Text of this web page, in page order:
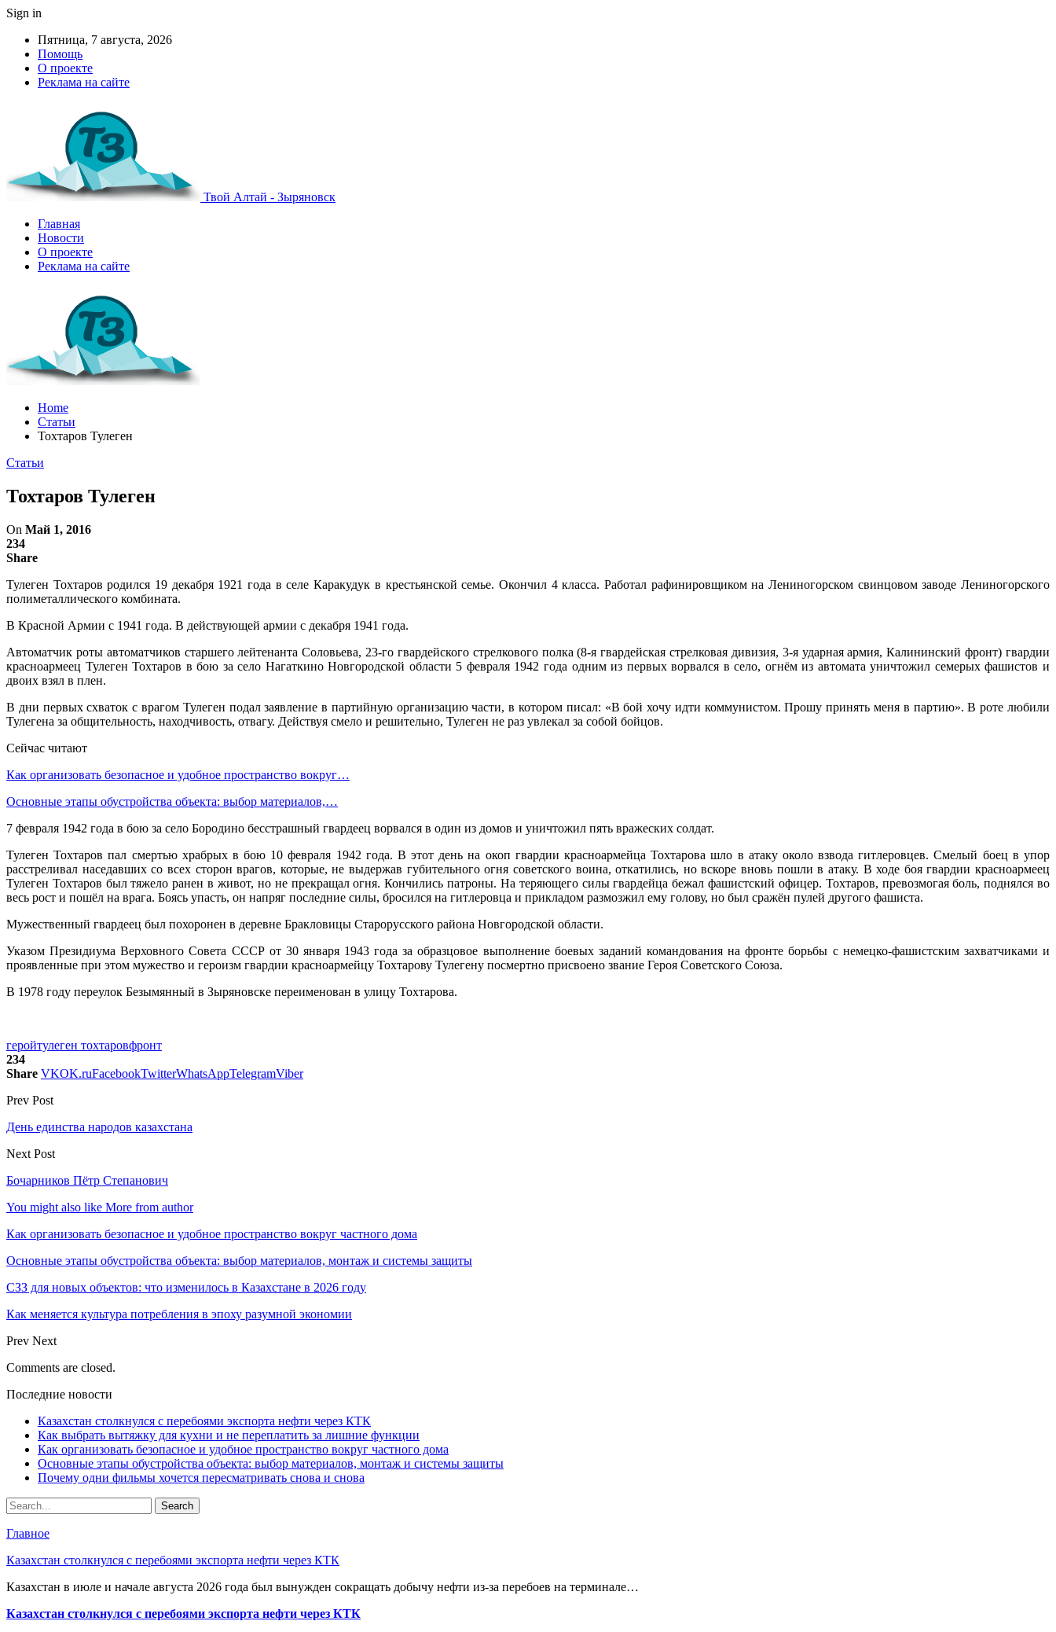
Sign in
Пятница, 7 августа, 2026
Помощь
О проекте
Реклама на сайте
Твой Алтай - Зыряновск
Главная
Новости
О проекте
Реклама на сайте
Home
Статьи
Тохтаров Тулеген
Статьи
Тохтаров Тулеген
On Май 1, 2016
234
Share
Тулеген Тохтаров родился 19 декабря 1921 года в селе Каракудук в крестьянской семье. Окончил 4 класса. Работал рафинировщиком на Лениногорском свинцовом заводе Лениногорского
полиметаллического комбината.
В Красной Армии с 1941 года. В действующей армии с декабря 1941 года.
Автоматчик роты автоматчиков старшего лейтенанта Соловьева, 23-го гвардейского стрелкового полка (8-я гвардейская стрелковая дивизия, 3-я ударная армия, Калининский фронт) гвардии
красноармеец Тулеген Тохтаров в бою за село Нагаткино Новгородской области 5 февраля 1942 года одним из первых ворвался в село, огнём из автомата уничтожил семерых фашистов и
двоих взял в плен.
В дни первых схваток с врагом Тулеген подал заявление в партийную организацию части, в котором писал: «В бой хочу идти коммунистом. Прошу принять меня в партию». В роте любили
Тулегена за общительность, находчивость, отвагу. Действуя смело и решительно, Тулеген не раз увлекал за собой бойцов.
Сейчас читают
Как организовать безопасное и удобное пространство вокруг…
Основные этапы обустройства объекта: выбор материалов,…
7 февраля 1942 года в бою за село Бородино бесстрашный гвардеец ворвался в один из домов и уничтожил пять вражеских солдат.
Тулеген Тохтаров пал смертью храбрых в бою 10 февраля 1942 года. В этот день на окоп гвардии красноармейца Тохтарова шло в атаку около взвода гитлеровцев. Смелый боец в упор
расстреливал наседавших со всех сторон врагов, которые, не выдержав губительного огня советского воина, откатились, но вскоре вновь пошли в атаку. В ходе боя гвардии красноармеец
Тулеген Тохтаров был тяжело ранен в живот, но не прекращал огня. Кончились патроны. На теряющего силы гвардейца бежал фашистский офицер. Тохтаров, превозмогая боль, поднялся во
весь рост и пошёл на врага. Боясь упасть, он напряг последние силы, бросился на гитлеровца и прикладом размозжил ему голову, но был сражён пулей другого фашиста.
Мужественный гвардеец был похоронен в деревне Бракловицы Старорусского района Новгородской области.
Указом Президиума Верховного Совета СССР от 30 января 1943 года за образцовое выполнение боевых заданий командования на фронте борьбы с немецко-фашистским захватчиками и
проявленные при этом мужество и героизм гвардии красноармейцу Тохтарову Тулегену посмертно присвоено звание Героя Советского Союза.
В 1978 году переулок Безымянный в Зыряновске переименован в улицу Тохтарова.
геройтулеген тохтаровфронт
234
Share VKOK.ruFacebookTwitterWhatsAppTelegramViber
Prev Post
День единства народов казахстана
Next Post
Бочарников Пётр Степанович
You might also like More from author
Как организовать безопасное и удобное пространство вокруг частного дома
Основные этапы обустройства объекта: выбор материалов, монтаж и системы защиты
СЗЗ для новых объектов: что изменилось в Казахстане в 2026 году
Как меняется культура потребления в эпоху разумной экономии
Prev Next
Comments are closed.
Последние новости
Казахстан столкнулся с перебоями экспорта нефти через КТК
Как выбрать вытяжку для кухни и не переплатить за лишние функции
Как организовать безопасное и удобное пространство вокруг частного дома
Основные этапы обустройства объекта: выбор материалов, монтаж и системы защиты
Почему одни фильмы хочется пересматривать снова и снова
Главное
Казахстан столкнулся с перебоями экспорта нефти через КТК
Казахстан в июле и начале августа 2026 года был вынужден сокращать добычу нефти из-за перебоев на терминале…
Казахстан столкнулся с перебоями экспорта нефти через КТК